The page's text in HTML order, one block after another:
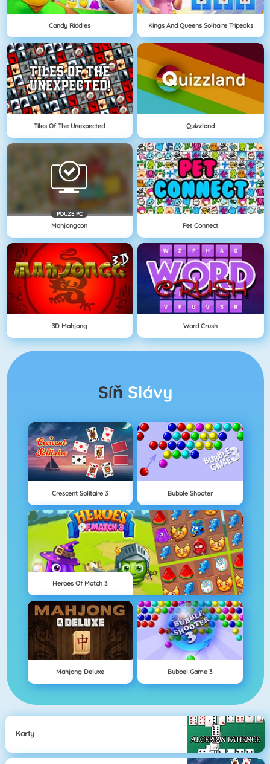
Candy Riddles Kings And Queens Solitaire Tripeaks
Tiles Of The Unexpected Quizzland
POUZE PC
Mahjongcon Pet Connect
3D Mahjong Word Crush
Síň Slávy
Crescent Solitaire 3 Bubble Shooter
Heroes Of Match 3
Mahjong Deluxe Bubbel Game 3
Karty